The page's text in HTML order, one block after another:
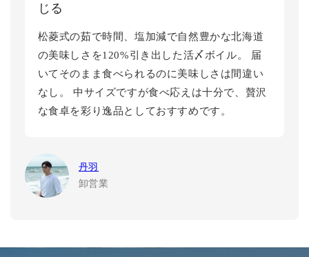
じる
松菱式の茹で時間、塩加減で自然豊かな北海道
の美味しさを120%引き出した活〆ボイル。 届
いてそのまま食べられるのに美味しさは間違い
なし。 中サイズですが食べ応えは十分で、贅沢
な食卓を彩り逸品としておすすめです。
丹羽
卸営業